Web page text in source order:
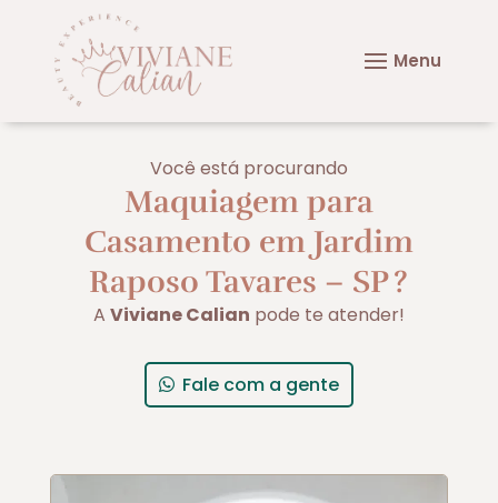
Você está procurando
Maquiagem para
Casamento em Jardim
Raposo Tavares – SP?
A Viviane Calian pode te atender!
Fale com a gente